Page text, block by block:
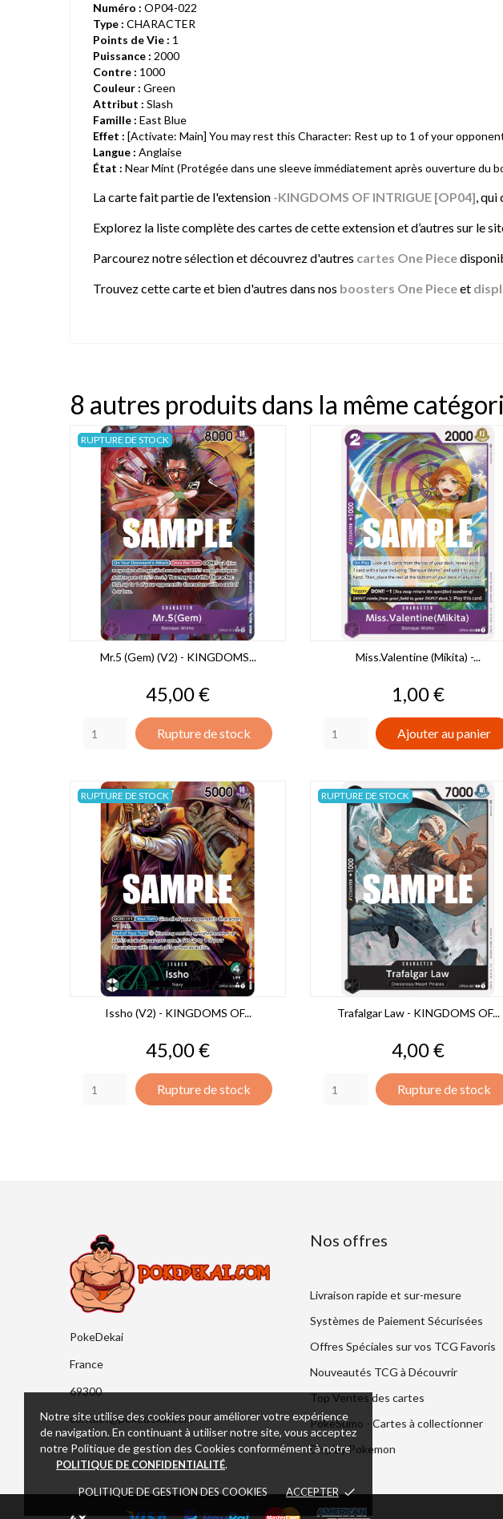
Notre site utilise des cookies pour améliorer votre expérience
de navigation. En continuant à utiliser notre site, vous acceptez
notre Politique de gestion des Cookies conformément à notre
POLITIQUE DE CONFIDENTIALITÉ.
POLITIQUE DE GESTION DES COOKIES ACCEPTER done
Numéro : OP04-022
Type : CHARACTER
Points de Vie : 1
Puissance : 2000
Contre : 1000
Couleur : Green
Attribut : Slash
Famille : East Blue
Effet : [Activate: Main] You may rest this Character: Rest up to 1 of your
Langue : Anglaise
État : Near Mint (Protégée dans une sleeve immédiatement après ouverture du
La carte fait partie de l'extension -KINGDOMS OF INTRIGUE [OP04], qui
Explorez la liste complète des cartes de cette extension et d’autres sur le
Parcourez notre sélection et découvrez d'autres cartes One Piece
Trouvez cette carte et bien d'autres dans nos boosters One Pieceet
8 autres produits dans la même
Mr.5 (Gem) (V2) - KINGDOMS...
Prix
45,00 €
Rupture de stock
RUPTURE DE STOCK
Miss.Valentine (Mikita) -...
Prix
1,00 €
Ajouter au panier
Issho (V2) - KINGDOMS OF...
Prix
45,00 €
Rupture de stock
RUPTURE DE STOCK
Trafalgar Law - KINGDOMS OF...
Prix
4,00 €
Rupture de stock
RUPTURE DE STOCK
PokeDekai
France
69300
contact@pokedekai.com
Nos offres
Livraison rapide et sur-mesure
Systèmes de Paiement Sécurisées
Offres Spéciales sur vos TCG Favoris
Nouveautés TCG à Découvrir
Top Ventes des cartes
PokeSumo - Cartes à collectionner
Display Pokemon